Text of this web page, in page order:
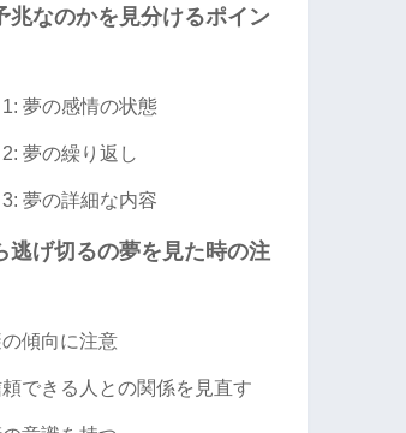
兆なのかを見分けるポイン
夢の感情の状態
夢の繰り返し
夢の詳細な内容
逃げ切るの夢を見た時の注
傾向に注意
できる人との関係を見直す